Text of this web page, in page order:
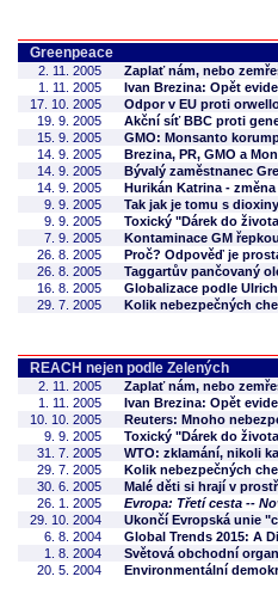
Greenpeace
2. 11. 2005
Zaplať nám, nebo
1. 11. 2005
Ivan Brezina: Opět
17. 10. 2005
Odpor v EU proti
19. 9. 2005
Akční síť BBC proti
15. 9. 2005
GMO: Monsanto
14. 9. 2005
Brezina, PR, GMO a
14. 9. 2005
Bývalý zaměstnanec
14. 9. 2005
Hurikán Katrina -
9. 9. 2005
Tak jak je tomu s dioxiny
9. 9. 2005
Toxický "Dárek do
7. 9. 2005
Kontaminace GM
26. 8. 2005
Proč? Odpověď je
26. 8. 2005
Taggartův pančovaný
16. 8. 2005
Globalizace podle
29. 7. 2005
Kolik nebezpečných
REACH nejen podle Zelených
2. 11. 2005
Zaplať nám, nebo
1. 11. 2005
Ivan Brezina: Opět
10. 10. 2005
Reuters: Mnoho
9. 9. 2005
Toxický "Dárek do
31. 7. 2005
WTO: zklamání, nikoli
29. 7. 2005
Kolik nebezpečných
30. 6. 2005
Malé děti si hrají v
26. 1. 2005
Evropa: Třetí cesta --
29. 10. 2004
Ukončí Evropská unie
6. 8. 2004
Global Trends 2015: A
1. 8. 2004
Světová obchodní
20. 5. 2004
Environmentální